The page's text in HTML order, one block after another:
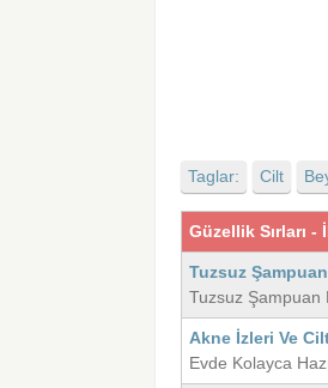
Taglar: Cilt
Güzellik Sırları
Tuzsuz
Tuzsuz Şampuan
Akne İzleri Ve
Evde Kolayca